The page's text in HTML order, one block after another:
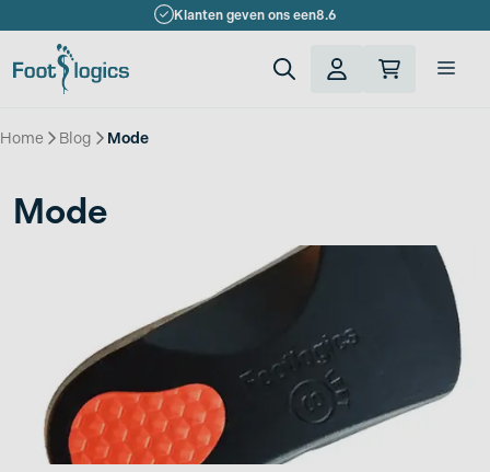
naar
de
Klanten geven ons een8.6
Home » Blog » Mode
Mode